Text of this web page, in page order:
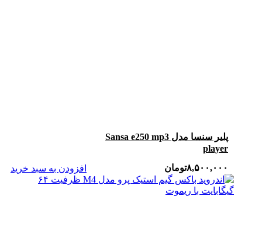
پلیر سنسا مدل Sansa e250 mp3
player
افزودن به سبد خرید
۸,۵۰۰,۰۰۰تومان